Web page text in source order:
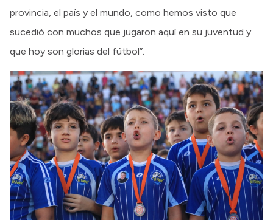
provincia, el país y el mundo, como hemos visto que
sucedió con muchos que jugaron aquí en su juventud y
que hoy son glorias del fútbol”.